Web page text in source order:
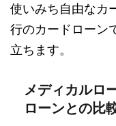
使いみち自由なカ
行のカードローン
立ちます。
メディカルロ
ローンとの比